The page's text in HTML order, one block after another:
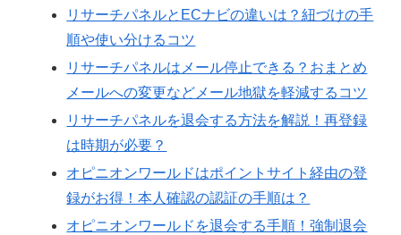
リサーチパネルとECナビの違いは？紐づけの手
順や使い分けるコツ
リサーチパネルはメール停止できる？おまとめ
メールへの変更などメール地獄を軽減するコツ
リサーチパネルを退会する方法を解説！再登録
は時期が必要？
オピニオンワールドはポイントサイト経由の登
録がお得！本人確認の認証の手順は？
オピニオンワールドを退会する手順！強制退会